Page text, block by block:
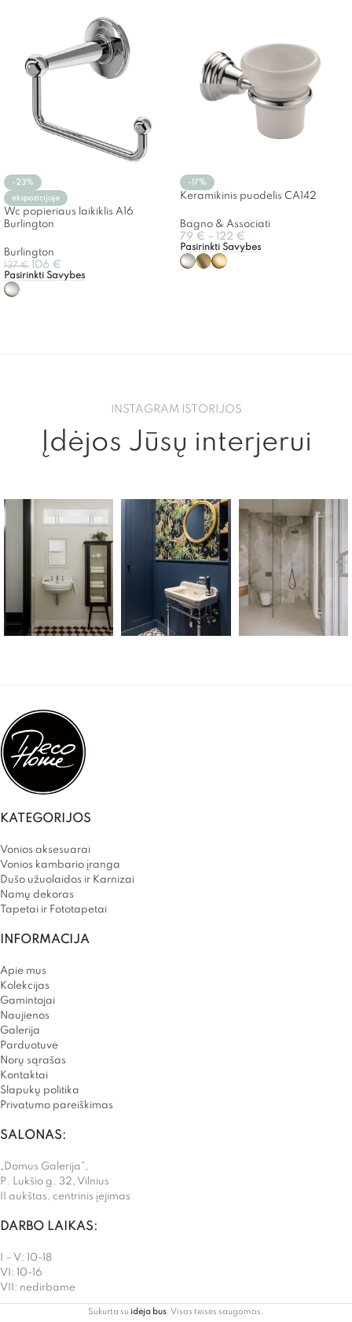
-23%
ekspozicijoje
Wc popieriaus laikiklis A16
Burlington
Burlington
137€ 106 €
Pasirinkti Savybes
-17%
Keramikinis puodelis CA142
Bagno & Associati
79 € – 122 €
Pasirinkti Savybes
INSTAGRAM ISTORIJOS
Įdėjos Jūsų interjerui
KATEGORIJOS
Vonios aksesuarai
Vonios kambario įranga
Dušo užuolaidos ir Karnizai
Namų dekoras
Tapetai ir Fototapetai
INFORMACIJA
Apie mus
Kolekcijas
Gamintojai
Naujienos
Galerija
Parduotuvė
Norų sąrašas
Kontaktai
Slapukų politika
Privatumo pareiškimas
SALONAS:
„Domus Galerija”,
P. Lukšio g. 32, Vilnius
II aukštas, centrinis įėjimas
DARBO LAIKAS:
I – V: 10-18
VI: 10-16
VII: nedirbame
Sukurta su idėja bus . Visos teisės saugomos.